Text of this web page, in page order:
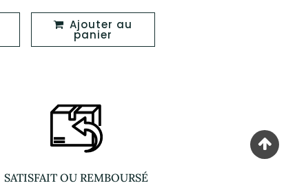
panier
SATISFAIT OU REMBOURSÉ